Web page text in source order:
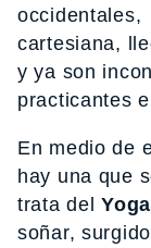
occidentales,
cartesiana,
y ya son
practicantes
En medio de
hay una que
trata del
soñar,